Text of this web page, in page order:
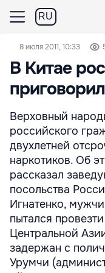
RU
8 июля 2011, 10:33
В Китае
Верховный
российского
двухлетней
наркотиков. Об
рассказал
посольства
Игнатенко,
пытался
Центральной
задержан с
Урумчи